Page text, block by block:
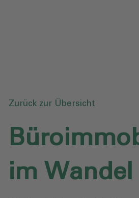
Zurück zur Übersicht
im Wandel